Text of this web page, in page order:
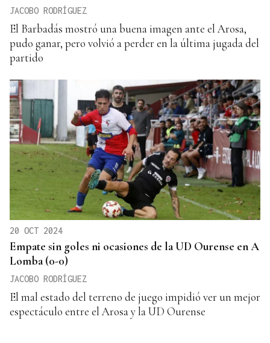
JACOBO RODRÍGUEZ
El Barbadás mostró una buena imagen ante el Arosa,
pudo ganar, pero volvió a perder en la última jugada del
partido
20 OCT 2024
Empate sin goles ni ocasiones de la UD Ourense en A
Lomba (0-0)
JACOBO RODRÍGUEZ
El mal estado del terreno de juego impidió ver un mejor
espectáculo entre el Arosa y la UD Ourense